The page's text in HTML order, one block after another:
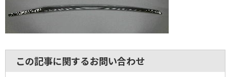
この記事に関するお問い合わせ